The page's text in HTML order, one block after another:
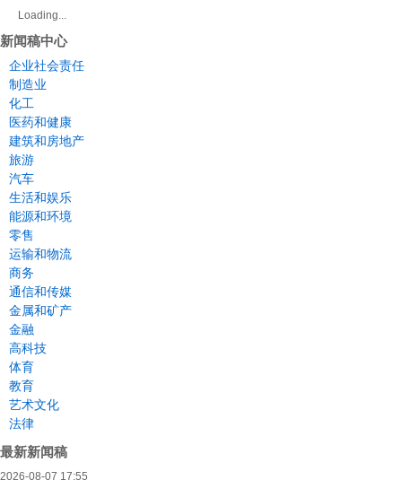
Loading...
新闻稿中心
企业社会责任
制造业
化工
医药和健康
建筑和房地产
旅游
汽车
生活和娱乐
能源和环境
零售
运输和物流
商务
通信和传媒
金属和矿产
金融
高科技
体育
教育
艺术文化
法律
最新新闻稿
2026-08-07 17:55